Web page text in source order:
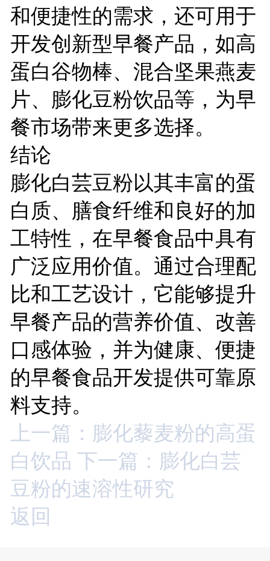
和便捷性的需求，还可用于
开发创新型早餐产品，如高
蛋白谷物棒、混合坚果燕麦
片、膨化豆粉饮品等，为早
餐市场带来更多选择。
结论
膨化白芸豆粉以其丰富的蛋
白质、膳食纤维和良好的加
工特性，在早餐食品中具有
广泛应用价值。通过合理配
比和工艺设计，它能够提升
早餐产品的营养价值、改善
口感体验，并为健康、便捷
的早餐食品开发提供可靠原
料支持。
上一篇：膨化藜麦粉的高蛋
白饮品 下一篇：膨化白芸
豆粉的速溶性研究
返回